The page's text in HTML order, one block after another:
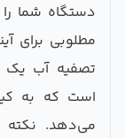
دستگاه شما
مطلوبی برای
تصفیه آب یک
است که به
می‌دهد. نکته